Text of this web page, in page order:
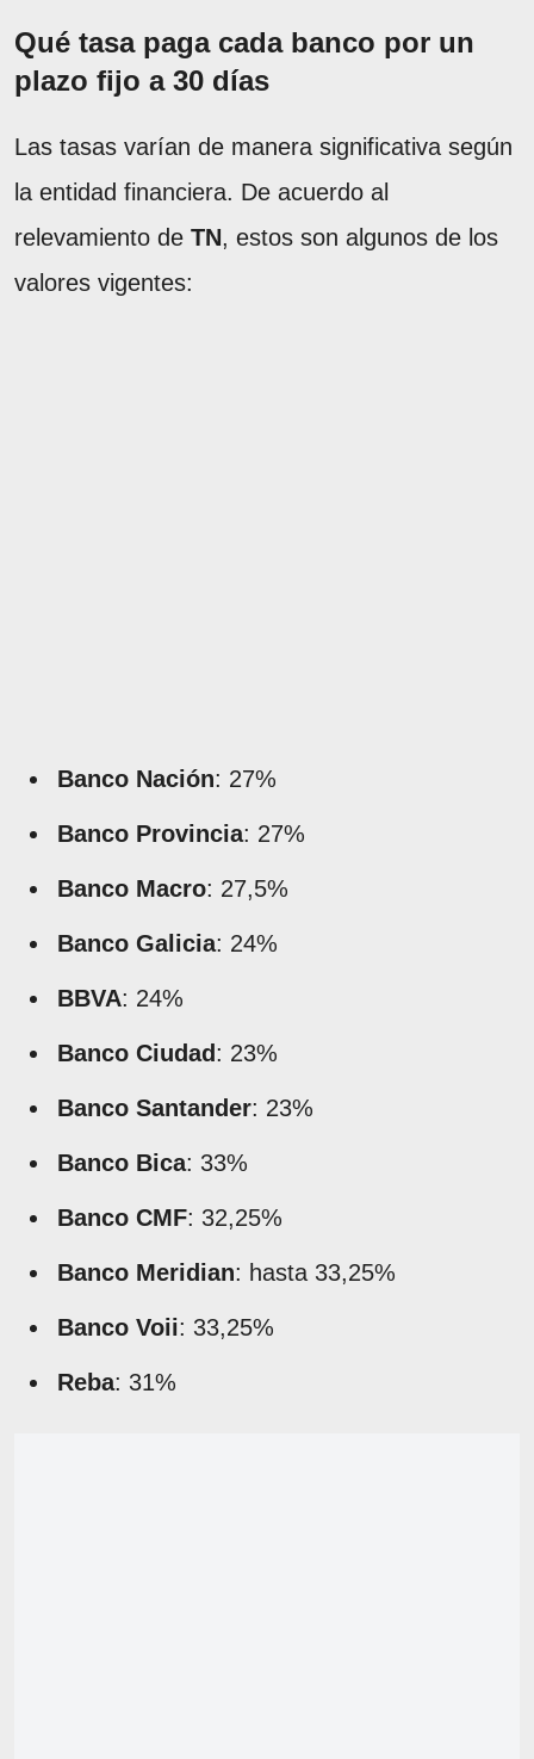
Qué tasa paga cada banco por un
plazo fijo a 30 días
Las tasas varían de manera significativa según
la entidad financiera. De acuerdo al
relevamiento de TN, estos son algunos de los
valores vigentes:
Banco Nación: 27%
Banco Provincia: 27%
Banco Macro: 27,5%
Banco Galicia: 24%
BBVA: 24%
Banco Ciudad : 23%
Banco Santander: 23%
Banco Bica: 33%
Banco CMF: 32,25%
Banco Meridian: hasta 33,25%
Banco Voii: 33,25%
Reba: 31%